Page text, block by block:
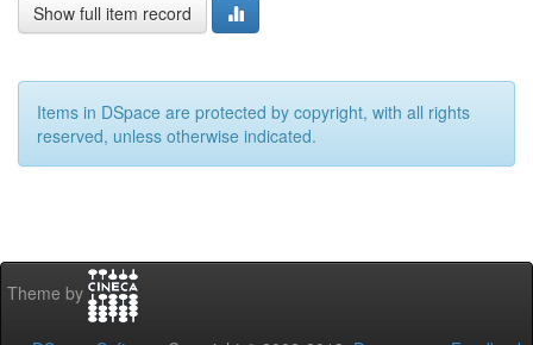
Show full item record
Items in DSpace are protected by copyright, with all rights
reserved, unless otherwise indicated.
Theme by